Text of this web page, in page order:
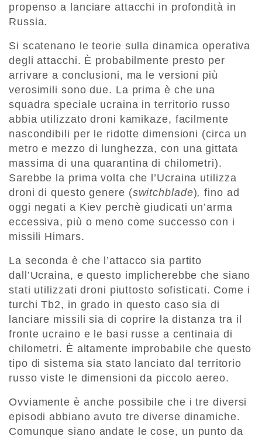
propenso a lanciare attacchi in profondità in
Russia.
Si scatenano le teorie sulla dinamica operativa
degli attacchi. È probabilmente presto per
arrivare a conclusioni, ma le versioni più
verosimili sono due. La prima è che una
squadra speciale ucraina in territorio russo
abbia utilizzato droni kamikaze, facilmente
nascondibili per le ridotte dimensioni (circa un
metro e mezzo di lunghezza, con una gittata
massima di una quarantina di chilometri).
Sarebbe la prima volta che l’Ucraina utilizza
droni di questo genere (switchblade), fino ad
oggi negati a Kiev perchè giudicati un’arma
eccessiva, più o meno come successo con i
missili Himars.
La seconda è che l’attacco sia partito
dall’Ucraina, e questo implicherebbe che siano
stati utilizzati droni piuttosto sofisticati. Come i
turchi Tb2, in grado in questo caso sia di
lanciare missili sia di coprire la distanza tra il
fronte ucraino e le basi russe a centinaia di
chilometri. È altamente improbabile che questo
tipo di sistema sia stato lanciato dal territorio
russo viste le dimensioni da piccolo aereo.
Ovviamente è anche possibile che i tre diversi
episodi abbiano avuto tre diverse dinamiche.
Comunque siano andate le cose, un punto da